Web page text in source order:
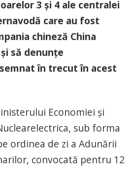
3 și 4 ale centralei
care au fost
chineză China
să denunțe
în trecut în acest
Economiei și
sub forma
ordinea de zi a Adunării
convocată pentru 12